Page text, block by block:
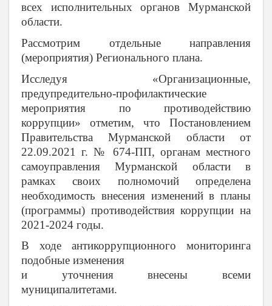
всех исполнительных органов Мурманской
области.
Рассмотрим отдельные направления
(мероприятия) Регионального плана.
Исследуя «Организационные,
предупредительно-профилактические
мероприятия по противодействию
коррупции» отметим, что Постановлением
Правительства Мурманской области от
22.09.2021 г. № 674-ПП, органам местного
самоуправления Мурманской области в
рамках своих полномочий определена
необходимость внесения изменений в планы
(программы) противодействия коррупции на
2021-2024 годы.
В ходе антикоррупционного мониторинга
подобные изменения
и уточнения внесены всеми
муниципалитетами.